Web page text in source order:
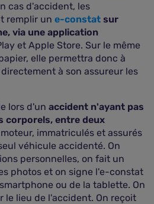
cas d'accident, les
remplir un e-constat sur
via une application
et Apple Store. Sur le même
elle permettra donc à
à son assureur les
lors d'un accident n'ayant pas
corporels, entre deux
immatriculés et assurés
véhicule accidenté. On
personnelles, on fait un
photos et on signe l'e-constat
ou de la tablette. On
le lieu de l'accident. On reçoit